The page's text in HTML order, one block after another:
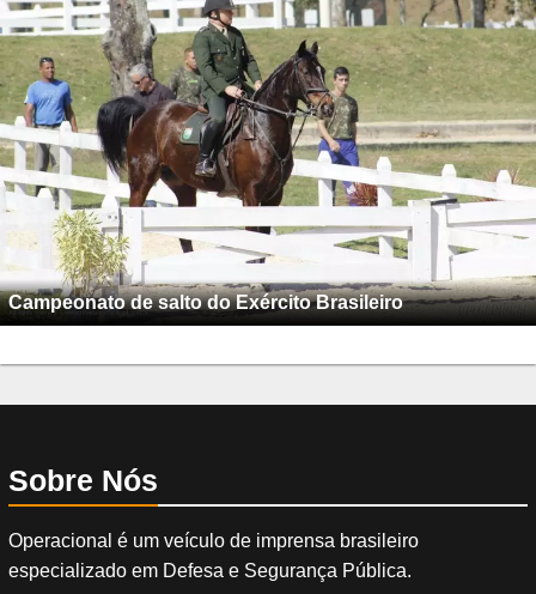
Campeonato de salto do Exército Brasileiro
Sobre Nós
Operacional é um veículo de imprensa brasileiro
especializado em Defesa e Segurança Pública.